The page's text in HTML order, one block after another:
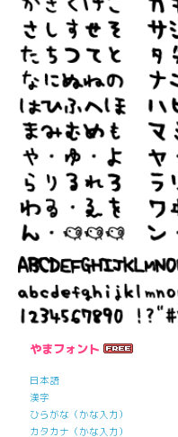
やまフォント
日本語
漢字
ひらがな（かな入力）
カタカナ（かな入力）